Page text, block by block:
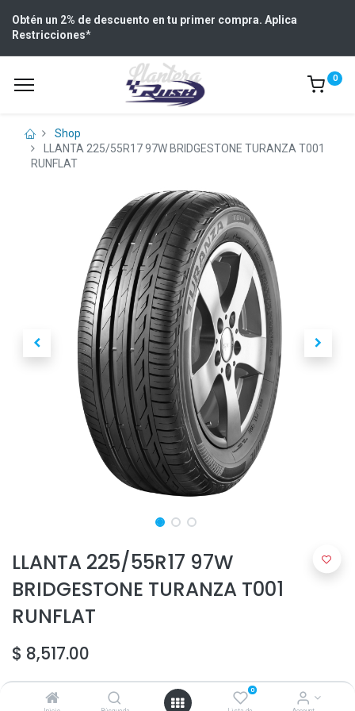
0
Obtén un 2% de descuento en tu primer compra. Aplica
Restricciones*
0
Shop
LLANTA 225/55R17 97W BRIDGESTONE TURANZA T001
RUNFLAT
LLANTA 225/55R17 97W
BRIDGESTONE TURANZA T001
RUNFLAT
$ 8,517.00